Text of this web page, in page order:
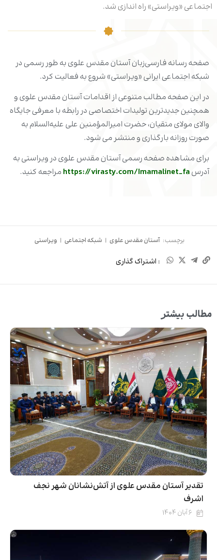
اجتماعی «ویراستی» راه اندازی شد.
صفحه رسانه فارسی‌زبان آستان مقدس علوی به طور رسمی در
شبکه اجتماعی ایرانی «ویراستی» شروع به فعالیت کرد.
در این صفحه مطالب متنوعی از اقدامات آستان مقدس علوی و
همچنین جدیدترین تولیدات اختصاصی در رابطه با معرفی جایگاه
والای مولای متقیان، حضرت امیرالمؤمنین علی علیه‌السلام به
صورت روزانه بارگذاری و منتشر می شود.⁨
برای مشاهده صفحه رسمی آستان مقدس علوی در ویراستی به
آدرس https://virasty.com/Imamalinet_fa مراجعه کنید.
برچسب: آستان مقدس علوی | شبکه اجتماعی | ویراستی
: اشتراک گذاری
مطالب بیشتر
تقدیر آستان مقدس علوی از آتش‌نشانان شهر نجف
اشرف
۶ آبان ۱۴۰۴